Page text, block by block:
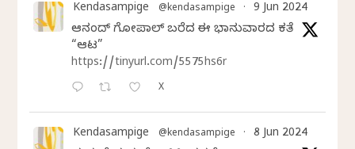
Kendasampige @kendasampige · 9 Jun 2024
ಆನಂದ್‌ ಗೋಪಾಲ್‌ ಬರೆದ ಈ ಭಾನುವಾರದ ಕತೆ
“ಆಟ”
https://tinyurl.com/5575hs6r
X
Kendasampige @kendasampige · 8 Jun 2024